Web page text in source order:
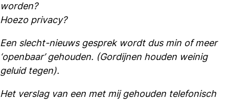
worden?
Hoezo privacy?
Een slecht-nieuws gesprek wordt dus min of meer
‘openbaar’ gehouden. (Gordijnen houden weinig
geluid tegen).
Het verslag van een met mij gehouden telefonisch